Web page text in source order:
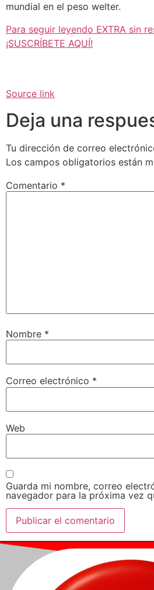
mundial en el peso welter.
Para seguir leyendo EXTRA sin
¡SUSCRÍBETE AQUÍ!
Source link
Deja una
Tu dirección de correo
Los campos obligatorios están
Comentario *
Nombre *
Correo electrónico *
Web
Guarda mi nombre, correo
navegador para la próxima vez